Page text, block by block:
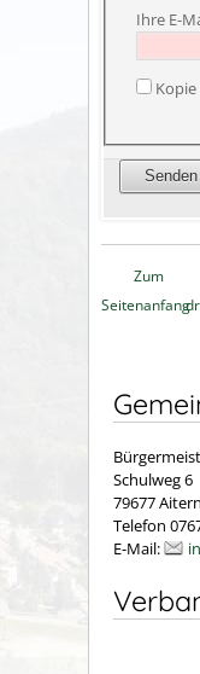
Ihre E-
Zum
Seitenanfang
Schulweg 6
79677 Aitern
Telefon
E-Mail: